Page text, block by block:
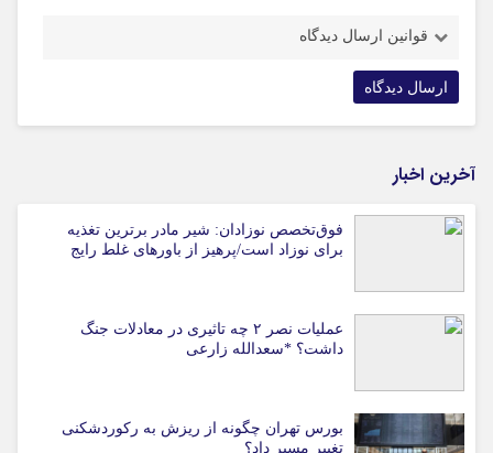
قوانین ارسال دیدگاه
آخرین اخبار
فوق‌تخصص نوزادان: شیر مادر برترین تغذیه
برای نوزاد است/پرهیز از باورهای غلط رایج
عملیات نصر ۲ چه تاثیری در معادلات جنگ
داشت؟ *سعدالله زارعی
بورس تهران چگونه از ریزش به رکوردشکنی
تغییر مسیر داد؟